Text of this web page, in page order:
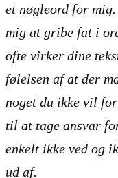
et nøgleord for
mig at gribe fat i
ofte virker dine
følelsen af at der
noget du ikke vil
til at tage ansvar
enkelt ikke ved og
ud af.